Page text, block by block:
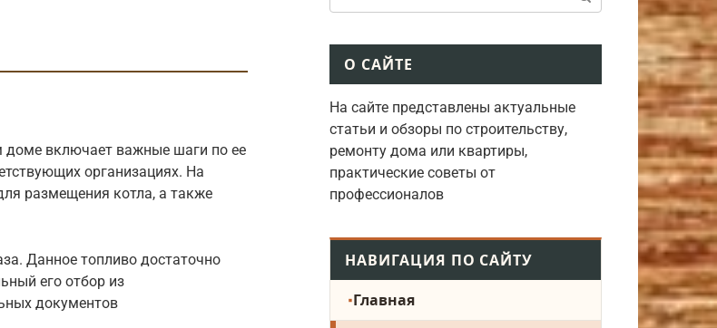
доме включает важные шаги по ее
организациях. На
размещения котла, а также
Данное топливо достаточно
его отбор из
документов
О САЙТЕ
На сайте представлены актуальные
статьи и обзоры по строительству,
ремонту дома или квартиры,
практические советы от
профессионалов
НАВИГАЦИЯ ПО САЙТУ
Главная